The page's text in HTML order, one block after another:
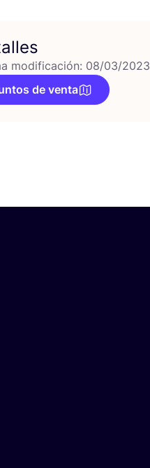
modificación: 08/03/2023
de venta